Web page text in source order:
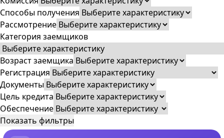
Способы получения
Рассмотрение
Категория заемщиков
Возраст заемщика
Регистрация
Документы
Цель кредита
Обеспечение
Показать фильтры